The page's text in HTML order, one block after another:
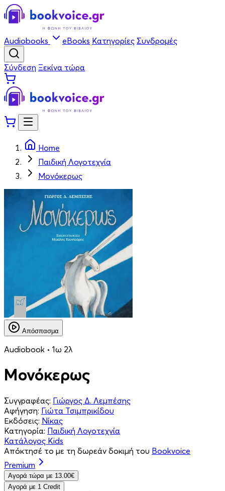
Audiobooks eBooks Κατηγορίες Συνδρομές
Σύνδεση Ξεκίνα τώρα
Home
Παιδική Λογοτεχνία
Μονόκερως
Απόσπασμα
Audiobook • 1ω 2λ
Μονόκερως
Συγγραφέας: Γιώργος Δ. Λεμπέσης
Αφήγηση: Γιώτα Τσιμπρικίδου
Εκδόσεις: Νίκας
Κατηγορία: Παιδική Λογοτεχνία
Κατάλογος Kids
Απόκτησέ το με τη δωρεάν δοκιμή του Bookvoice
Premium
Aγορά τώρα με 13.00€
Aγορά με 1 Credit